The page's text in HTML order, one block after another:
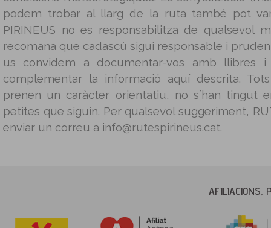
podem trobar al llarg de la ruta també pot
PIRINEUS no es responsabilitza de qualsevol
recomana que cadascú sigui responsable i
us convidem a documentar-vos amb llibres i
complementar la informació aquí descrita.
prenen un caràcter orientatiu, no s´han tingut
petites que siguin. Per qualsevol suggeriment,
enviar un correu a info@rutespirineus.cat.
AFILIACIONS,